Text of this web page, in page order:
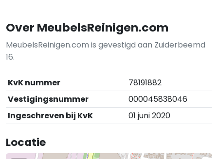
Over MeubelsReinigen.com
MeubelsReinigen.com is gevestigd aan Zuiderbeemd
16.
KvK nummer
78191882
Vestigingsnummer
000045838046
Ingeschreven bij KvK
01 juni 2020
Locatie